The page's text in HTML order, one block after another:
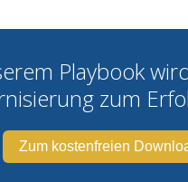
Playbook
zum
Zum kostenfreien